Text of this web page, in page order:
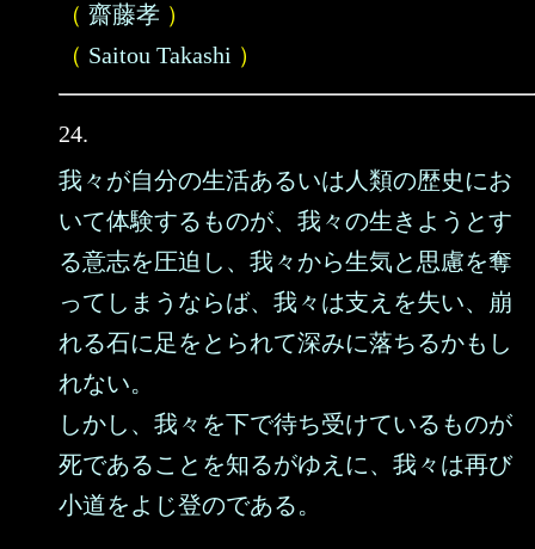
（ 齋藤孝 ）
（ Saitou Takashi ）
24.
我々が自分の生活あるいは人類の歴史にお
いて体験するものが、我々の生きようとす
る意志を圧迫し、我々から生気と思慮を奪
ってしまうならば、我々は支えを失い、崩
れる石に足をとられて深みに落ちるかもし
れない。
しかし、我々を下で待ち受けているものが
死であることを知るがゆえに、我々は再び
小道をよじ登のである。